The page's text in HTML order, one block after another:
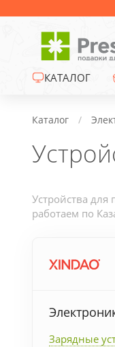
КАТАЛОГ
Офисные
Зонты
Промо-
Сувениры к
Упаковка
Каталог
Устройства
работаем по
Зарядные